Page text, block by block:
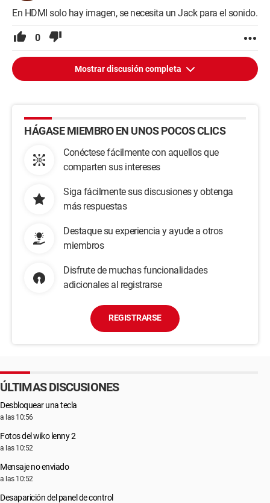
En HDMI solo hay imagen, se necesita un Jack para el sonido.
0
Mostrar discusión completa
HÁGASE MIEMBRO EN UNOS POCOS CLICS
Conéctese fácilmente con aquellos que
comparten sus intereses
Siga fácilmente sus discusiones y obtenga
más respuestas
Destaque su experiencia y ayude a otros
miembros
Disfrute de muchas funcionalidades
adicionales al registrarse
REGISTRARSE
ÚLTIMAS DISCUSIONES
Desbloquear una tecla
a las 10:56
Fotos del wiko lenny 2
a las 10:52
Mensaje no enviado
a las 10:52
Desaparición del panel de control